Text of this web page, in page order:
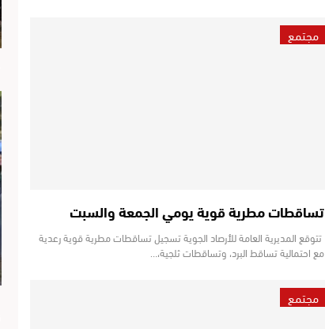
مجتمع
تساقطات مطرية قوية يومي الجمعة والسبت
تتوقع المديرية العامة للأرصاد الجوية تسجيل تساقطات مطرية قوية رعدية
مع احتمالية تساقط البرد، وتساقطات ثلجية،…
مجتمع